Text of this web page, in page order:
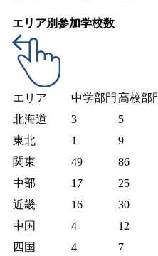
エリア別参加学校数
エリア 中学部門 高校部
北海道
3
5
東北
1
9
関東
49
86
中部
17
25
近畿
16
30
中国
4
12
四国
4
7